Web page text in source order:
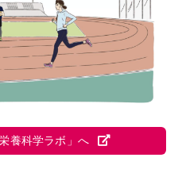
養科学ラボ」へ